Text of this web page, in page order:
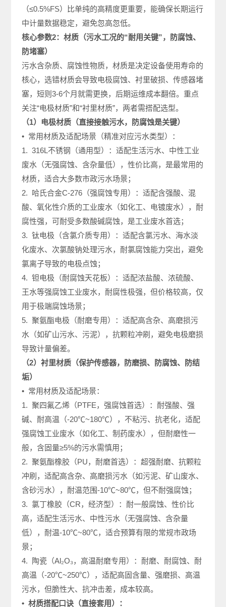
（≤0.5%FS）比单纯的高精度更重要，能确保长期运行
中计量数据稳定，避免忽高忽低。
核心参数2：材质（污水工况的“耐用关键”，防腐蚀、
防堵塞）
污水含杂质、腐蚀性物质，材质是决定设备使用寿命的
核心，选错材质会导致电极腐蚀、衬里破损、传感器堵
塞，短则3-6个月就需更换，后期运维成本翻倍。重点
关注“电极材质”和“衬里材质”，两者需搭配选型。
（1）电极材质（直接接触污水，防腐蚀是关键）
• 常用材质及适配场景（精准对应污水类型）：
1. 316L不锈钢（通用型）：适配生活污水、中性工业
废水（无强腐蚀、含杂量低），性价比高，是最常用的
材质，适合大多数市政污水场景；
2. 哈氏合金C-276（强腐蚀专用）：适配含强酸、混
酸、氧化性介质的工业废水（如化工、电镀废水），耐
腐性强，可耐受多数酸碱腐蚀，是工业废水首选；
3. 钛电极（含氯介质专用）：适配含氯污水、海水淡
化废水、次氯酸钠处理污水，耐氯腐蚀能力突出，避免
氯离子导致的电极点蚀；
4. 钽电极（耐腐蚀天花板）：适配浓盐酸、浓硫酸、
王水等强腐蚀工业废水，耐腐性极强，但价格较高，仅
用于极端腐蚀场景；
5. 聚氨酯电极（耐磨专用）：适配高含杂、高磨损污
水（如矿山污水、污泥），抗颗粒冲刷，避免电极磨损
导致计量偏差。
（2）衬里材质（保护传感器，防磨损、防腐蚀、防结
垢）
• 常用材质及适配场景：
1. 聚四氟乙烯（PTFE，强腐蚀首选）：耐强酸、强
碱、耐高温（-20℃~180℃），不粘污、抗老化，适配
强腐蚀工业废水（如化工、制药废水），但耐磨性一
般，含固量≥5%的污水需慎用；
2. 聚氨酯橡胶（PU，耐磨首选）：超强耐磨、抗颗粒
冲刷，适配高含杂、高磨损污水（如污泥、矿山废水、
含砂污水），耐温范围-10℃~80℃，但不耐强腐蚀；
3. 氯丁橡胶（CR，经济型）：耐一般腐蚀、性价比
高，适配生活污水、中性污水（无强腐蚀、含杂量
低），耐温-10℃~80℃，适合预算有限的常规市政场
景；
4. 陶瓷（Al₂O₃，高温耐磨专用）：耐磨、耐腐蚀、耐
高温（-20℃~250℃），适配高固含量、强磨损、高温
污水，但脆性大、抗冲击差，成本较高。
• 材质搭配口诀（直接套用）：